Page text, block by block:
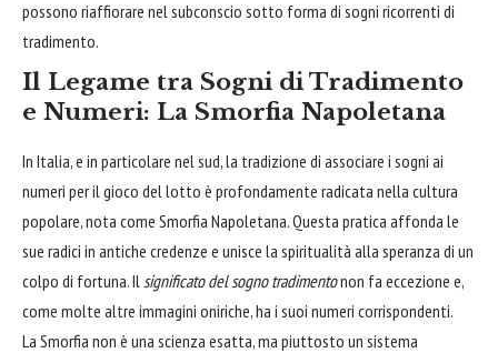
possono riaffiorare nel subconscio sotto forma di sogni ricorrenti di
tradimento.
Il Legame tra Sogni di Tradimento
e Numeri: La Smorfia Napoletana
In Italia, e in particolare nel sud, la tradizione di associare i sogni ai
numeri per il gioco del lotto è profondamente radicata nella cultura
popolare, nota come Smorfia Napoletana. Questa pratica affonda le
sue radici in antiche credenze e unisce la spiritualità alla speranza di un
colpo di fortuna. Il significato del sogno tradimentonon fa eccezione e,
come molte altre immagini oniriche, ha i suoi numeri corrispondenti.
La Smorfia non è una scienza esatta, ma piuttosto un sistema